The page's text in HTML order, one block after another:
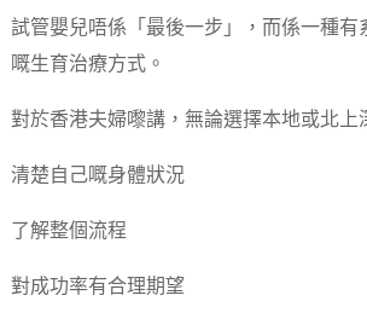
試管嬰兒唔係「最後一步」，而係一種有
嘅生育治療方式。
對於香港夫婦嚟講，無論選擇本地或北上
清楚自己嘅身體狀況
了解整個流程
對成功率有合理期望